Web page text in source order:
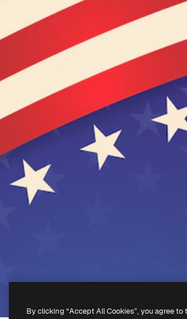
By clicking “Accept All Cookies”, you agree